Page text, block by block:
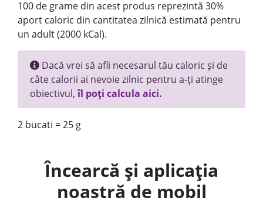
100 de grame din acest produs reprezintă 30%
aport caloric din cantitatea zilnică estimată pentru
un adult (2000 kCal).
Dacă vrei să afli necesarul tău caloric și de
câte calorii ai nevoie zilnic pentru a-ți atinge
obiectivul,îl poți calcula aici.
2 bucati = 25 g
Încearcă și aplicația
noastră de mobil